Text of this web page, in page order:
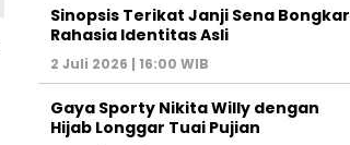
Sinopsis Terikat Janji Sena Bongkar
Rahasia Identitas Asli
2 Juli 2026 | 16:00 WIB
Gaya Sporty Nikita Willy dengan
Hijab Longgar Tuai Pujian